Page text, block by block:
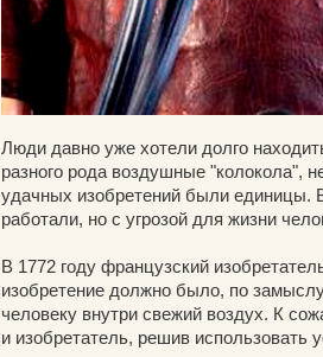
Люди давно уже хотели долго
разного рода воздушные "колокола",
удачных изобретений были единицы.
работали, но с угрозой для жизни
В 1772 году французский
изобретение должно было, по
человеку внутри свежий воздух. К
и изобретатель, решив использовать